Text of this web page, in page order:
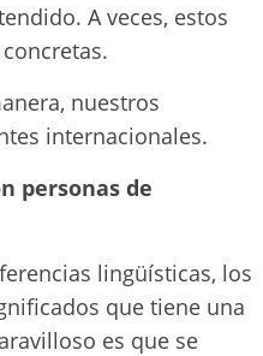
A veces, estos
nuestros
internacionales.
personas de
lingüísticas, los
que tiene una
es que se